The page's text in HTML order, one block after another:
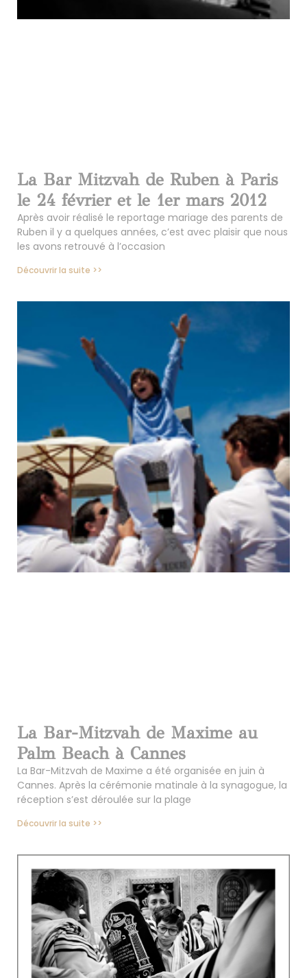
La Bar Mitzvah de Ruben à Paris
le 24 février et le 1er mars 2012
Après avoir réalisé le reportage mariage des parents de
Ruben il y a quelques années, c’est avec plaisir que nous
les avons retrouvé à l’occasion
Découvrir la suite >>
La Bar-Mitzvah de Maxime au
Palm Beach à Cannes
La Bar-Mitzvah de Maxime a été organisée en juin à
Cannes. Après la cérémonie matinale à la synagogue, la
réception s’est déroulée sur la plage
Découvrir la suite >>